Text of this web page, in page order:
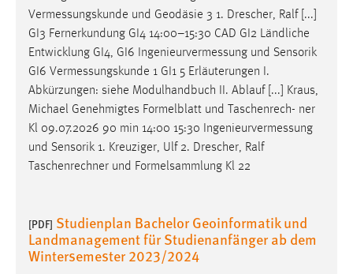
Vermessungskunde und Geodäsie 3 1. Drescher, Ralf [...]
GI3 Fernerkundung GI4 14:00–15:30 CAD GI2 Ländliche
Entwicklung GI4, GI6 Ingenieurvermessung und Sensorik
GI6 Vermessungskunde 1 GI1 5 Erläuterungen I.
Abkürzungen: siehe Modulhandbuch II. Ablauf [...] Kraus,
Michael Genehmigtes Formelblatt und Taschenrech- ner
Kl 09.07.2026 90 min 14:00 15:30 Ingenieurvermessung
und Sensorik 1. Kreuziger, Ulf 2. Drescher, Ralf
Taschenrechner und Formelsammlung Kl 22
[PDF] Studienplan Bachelor Geoinformatik und
Landmanagement für Studienanfänger ab dem
Wintersemester 2023/2024